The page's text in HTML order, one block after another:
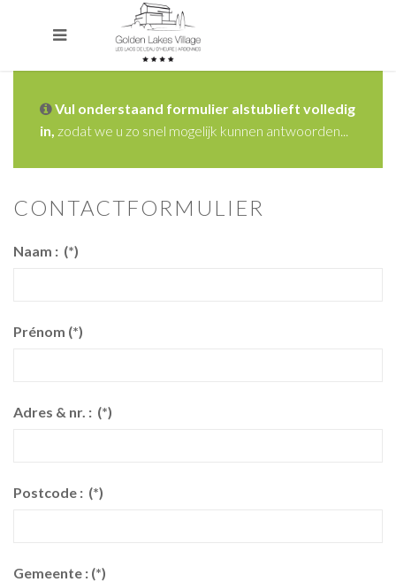
Vul onderstaand formulier alstublieft volledig
in, zodat we u zo snel mogelijk kunnen antwoorden...
CONTACTFORMULIER
Naam : (*)
Prénom (*)
Adres & nr. : (*)
Postcode : (*)
Gemeente : (*)